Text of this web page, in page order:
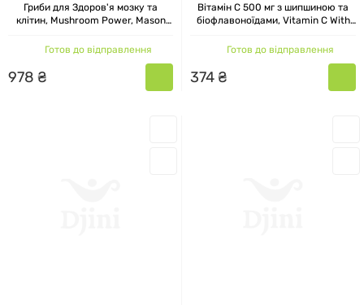
Гриби для Здоров'я мозку та
клітин, Mushroom Power, Mason
Готов до відправлення
978 ₴
Вітамін C 500 мг з шипшиною та
біофлавоноїдами, Vitamin C With
Natural, 90 таблеток
Готов до відправлення
374₴